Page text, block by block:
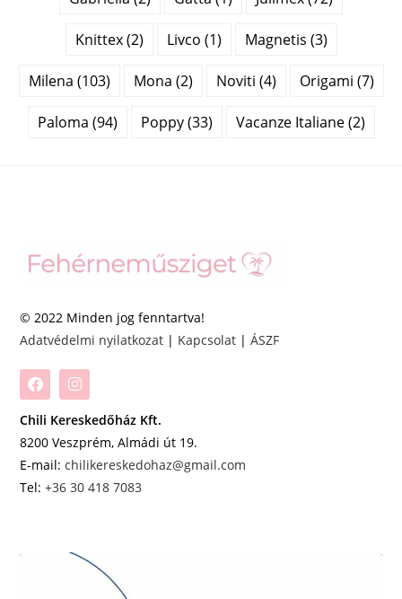
Knittex (2) Livco (1) Magnetis (3)
Milena (103) Mona (2) Noviti (4) Origami (7)
Paloma (94) Poppy (33) Vacanze Italiane (2)
© 2022 Minden jog fenntartva!
Adatvédelmi nyilatkozat | Kapcsolat |ÁSZF
Chili Kereskedőház Kft.
8200 Veszprém, Almádi út 19.
E-mail:chilikereskedohaz@gmail.com
Tel:+36 30 418 7083